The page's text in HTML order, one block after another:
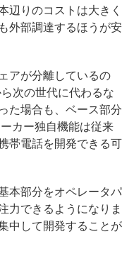
辺りのコストは大きく
外部調達するほうが安
アが分離しているの
次の世代に代わるな
た場合も、ベース部分
カー独自機能は従来
帯電話を開発できる可
本部分をオペレータパ
力できるようになりま
中して開発することが